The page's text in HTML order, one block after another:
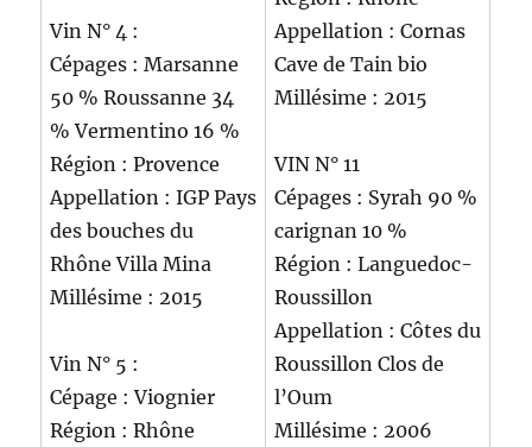
Vin N° 4 :
Cépages : Marsanne
50 % Roussanne 34
% Vermentino 16 %
Région : Provence
Appellation : IGP Pays
des bouches du
Rhône Villa Mina
Millésime : 2015
Vin N° 5 :
Cépage : Viognier
Région : Rhône
Appellation : Cornas
Cave de Tain bio
Millésime : 2015
VIN N° 11
Cépages : Syrah 90 %
carignan 10 %
Région : Languedoc-
Roussillon
Appellation : Côtes du
Roussillon Clos de
l’Oum
Millésime : 2006